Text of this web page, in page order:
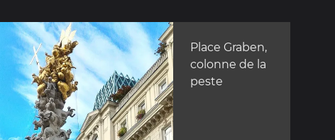
Place Graben,
colonne de la
peste